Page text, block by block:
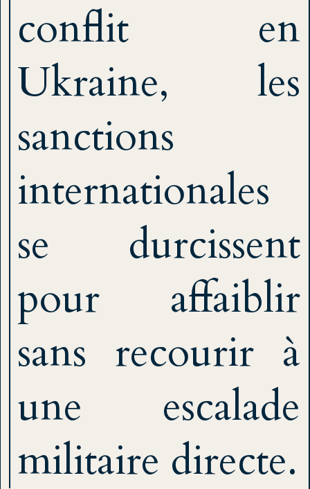
conflit en
Ukraine, les
sanctions
internationales
se durcissent
pour affaiblir
sans recourir à
une escalade
militaire directe.